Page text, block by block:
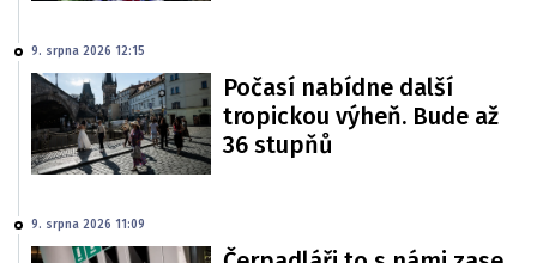
9. srpna 2026 12:15
Počasí nabídne další
tropickou výheň. Bude až
36 stupňů
9. srpna 2026 11:09